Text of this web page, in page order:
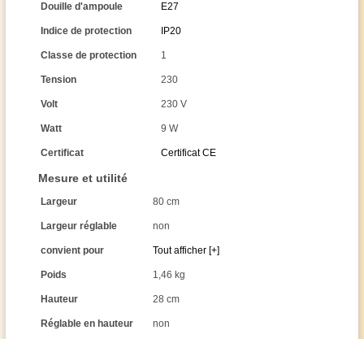
Douille d'ampoule E27
Indice de protection IP20
Classe de protection 1
Tension 230
Volt 230 V
Watt 9 W
Certificat Certificat CE
Mesure et utilité
Largeur 80 cm
Largeur réglable non
convient pour Tout afficher [+]
Poids 1,46 kg
Hauteur 28 cm
Réglable en hauteur non